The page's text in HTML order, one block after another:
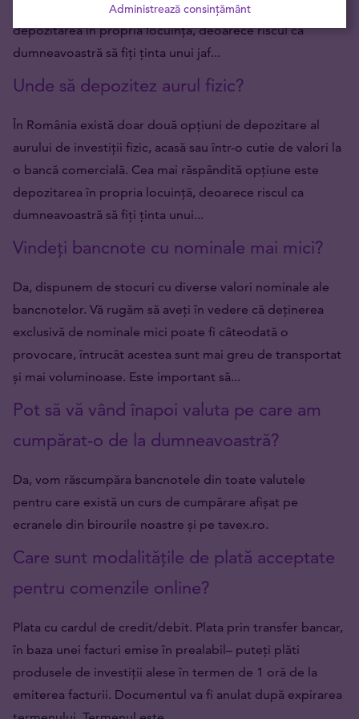
o bancă comercială. Cea mai răspândită opțiune este
depozitarea în propria locuință, deoarece riscul ca
dumneavoastră să fiți ținta unui jaf...
Unde să depozitez aurul fizic?
În România există doar două opțiuni de depozitare al
aurului de investiții fizic, acasă sau într-o cutie de valori la
o bancă comercială. Cea mai răspândită opțiune este
depozitarea în propria locuință, deoarece riscul ca
dumneavoastră să fiți ținta unui...
Vindeți bancnote cu nominale mai mici?
Da, dispunem de stocuri cu diverse valori nominale ale
bancnotelor. Vă rugăm să aveți în vedere că deținerea
exclusivă de nominale mici poate fi câteodată o
provocare, întrucât acestea sunt mai greu de transportat
și mai voluminoase. Este important să...
Pot să vă vând înapoi valuta pe care am
cumpărat-o de la dumneavoastră?
Da, vom răscumpăra bancnotele din toate valutele
pentru care există un curs de cumpărare afișat pe
ecranele din birourile noastre și pe tavex.ro.
Care sunt modalitățile de plată acceptate
pentru comenzile online?
Plata cu cardul de credit/debit. Plata prin transfer bancar,
în baza unei facturi emise în prealabil– puteți plăti
produsele de investiții alese în termen de 1 oră de la
emiterea facturii. Documentul va fi anulat după expirarea
Administrează consințământ